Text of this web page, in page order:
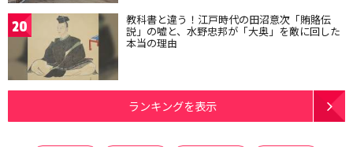
20 教科書と違う！江戸時代の田沼意次「賄賂伝
説」の嘘と、水野忠邦が「大奥」を敵に回した
本当の理由
ランキングを表示